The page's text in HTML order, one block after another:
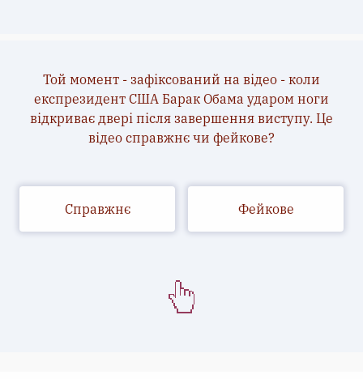
Той момент - зафіксований на відео - коли
експрезидент США Барак Обама ударом ноги
відкриває двері після завершення виступу. Це
відео справжнє чи фейкове?
Справжнє Фейкове